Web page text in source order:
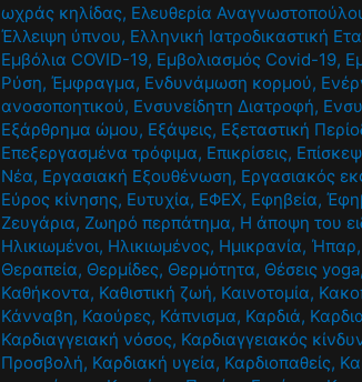
ωχράς κηλίδας, Ελευθερία
Έλλειψη ύπνου, Ελληνική Ιατροδικαστική
Εμβόλια COVID-19, Εμβολιασμός Covid-19,
Ρύση,Έμφραγμα, Ενδυνάμωση κορμού,
ανοσοποητικού, Ενσυνείδητη Διατροφή,
Εξάρθρημα ώμου, Εξάψεις, Εξεταστική
Επεξεργασμένα τρόφιμα, Επικρίσεις,
Νέα, Εργασιακή Εξουθένωση, Εργασιακός
Εύρος κίνησης, Ευτυχία, ΕΦΕΧ, Εφηβεία,
Ζευγάρια, Ζωηρό περπάτημα, Η άποψη του
Ηλικιωμένοι, Ηλικιωμένος, Ημικρανία, Ήπαρ,
Θεραπεία, Θερμίδες, Θερμότητα, Θέσεις yoga,
Καθήκοντα, Καθιστική ζωή, Καινοτομία,
Κάνναβη, Καούρες, Κάπνισμα, Καρδιά,
Καρδιαγγειακή νόσος, Καρδιαγγειακός
Προσβολή, Καρδιακή υγεία, Καρδιοπαθείς,